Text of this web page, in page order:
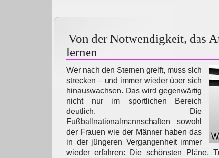
Von der Notwendigkeit, das
lernen
Wer nach den Sternen greift, muss sich
strecken – und immer wieder über sich
hinauswachsen. Das wird gegenwärtig
nicht nur im sportlichen Bereich
deutlich. Die
Fußballnationalmannschaften sowohl
der Frauen wie der Männer haben das
in der jüngeren Vergangenheit immer
wieder erfahren: Die schönsten Pläne,